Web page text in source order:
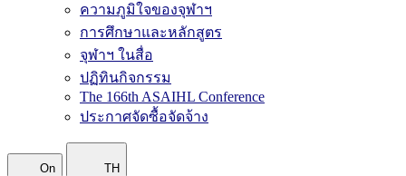
ความภูมิใจของจุฬาฯ
การศึกษาและหลักสูตร
จุฬาฯ ในสื่อ
ปฏิทินกิจกรรม
The 166th ASAIHL Conference
ประกาศจัดซื้อจัดจ้าง
On TH